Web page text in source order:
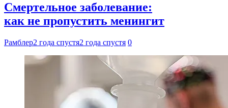
Смертельное заболевание:
как не пропустить менингит
Рамблер2 года спустя2 года спустя 0